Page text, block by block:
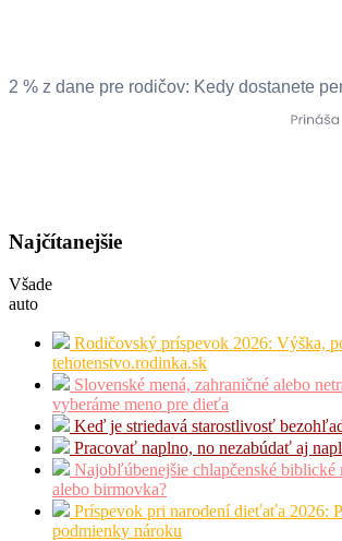
2 % z dane pre rodičov: Kedy dostanete
Najčítanejšie
Všade
auto
Rodičovský príspevok 2026: Výška,
tehotenstvo.rodinka.sk
Slovenské mená, zahraničné alebo
vyberáme meno pre dieťa
Keď je striedavá starostlivosť
Pracovať naplno, no nezabúdať aj
Najobľúbenejšie chlapčenské biblické
alebo birmovka?
Príspevok pri narodení dieťaťa 2026:
podmienky nároku